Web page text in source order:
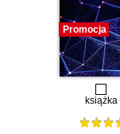
Promocja
książka